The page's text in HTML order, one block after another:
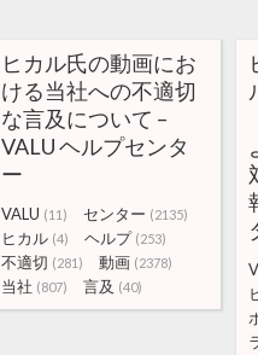
ヒカル氏の動画にお
ける当社への不適切
な言及について –
VALU ヘルプセンタ
ー
VALU (11) センター (2135)
ヒカル (4) ヘルプ (253)
不適切 (281) 動画 (2378)
当社 (807) 言及 (40)